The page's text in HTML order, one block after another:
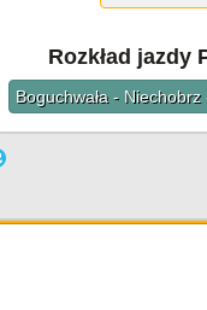
Rozkład jazdy
Boguchwała -